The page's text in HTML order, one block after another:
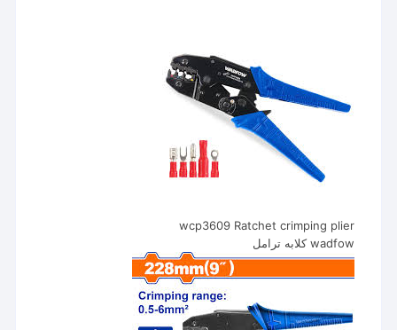
wcp3609 Ratchet crimping plier
wadfow كلابه ترامل